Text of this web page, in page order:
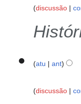
discussão
atu ant
discussão